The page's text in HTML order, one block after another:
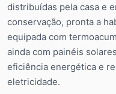
distribuídas pela casa e
conservação, pronta a
equipada com
ainda com painéis
eficiência energética e
eletricidade.